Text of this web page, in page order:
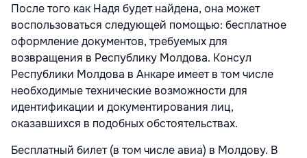
После того как Надя будет найдена, она может
воспользоваться следующей помощью: бесплатное
оформление документов, требуемых для
возвращения в Республику Молдова. Консул
Республики Молдова в Анкаре имеет в том числе
необходимые технические возможности для
идентификации и документирования лиц,
оказавшихся в подобных обстоятельствах.
Бесплатный билет (в том числе авиа) в Молдову. В